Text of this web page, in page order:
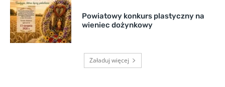
Powiatowy konkurs plastyczny na
wieniec dożynkowy
Załaduj więcej